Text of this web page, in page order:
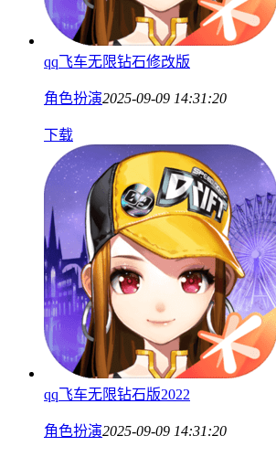
qq飞车无限钻石修改版
角色扮演2025-09-09 14:31:20
下载
qq飞车无限钻石版2022
角色扮演2025-09-09 14:31:20